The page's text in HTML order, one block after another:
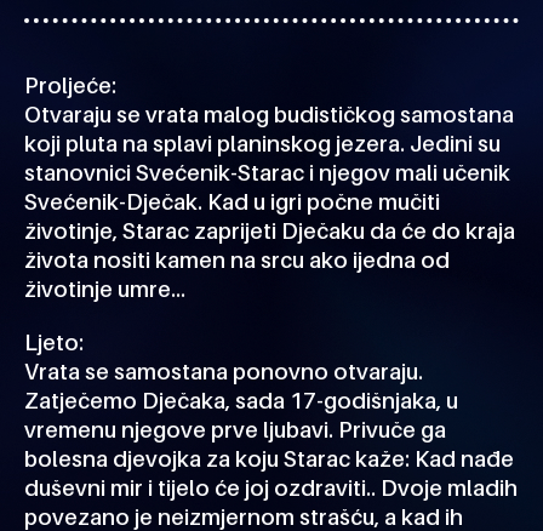
Proljeće:
Otvaraju se vrata malog budističkog samostana
koji pluta na splavi planinskog jezera. Jedini su
stanovnici Svećenik-Starac i njegov mali učenik
Svećenik-Dječak. Kad u igri počne mučiti
životinje, Starac zaprijeti Dječaku da će do kraja
života nositi kamen na srcu ako ijedna od
životinje umre…
Ljeto:
Vrata se samostana ponovno otvaraju.
Zatječemo Dječaka, sada 17-godišnjaka, u
vremenu njegove prve ljubavi. Privuče ga
bolesna djevojka za koju Starac kaže: Kad nađe
duševni mir i tijelo će joj ozdraviti.. Dvoje mladih
povezano je neizmjernom strašću, a kad ih